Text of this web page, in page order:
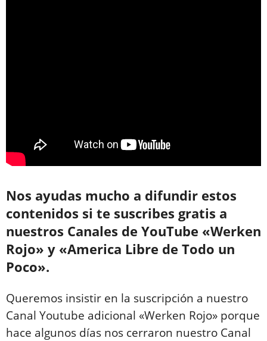
Nos ayudas mucho a difundir estos
contenidos si te suscribes gratis a
nuestros Canales de YouTube «Werken
Rojo» y «America Libre de Todo un
Poco».
Queremos insistir en la suscripción a nuestro
Canal Youtube adicional «Werken Rojo» porque
hace algunos días nos cerraron nuestro Canal